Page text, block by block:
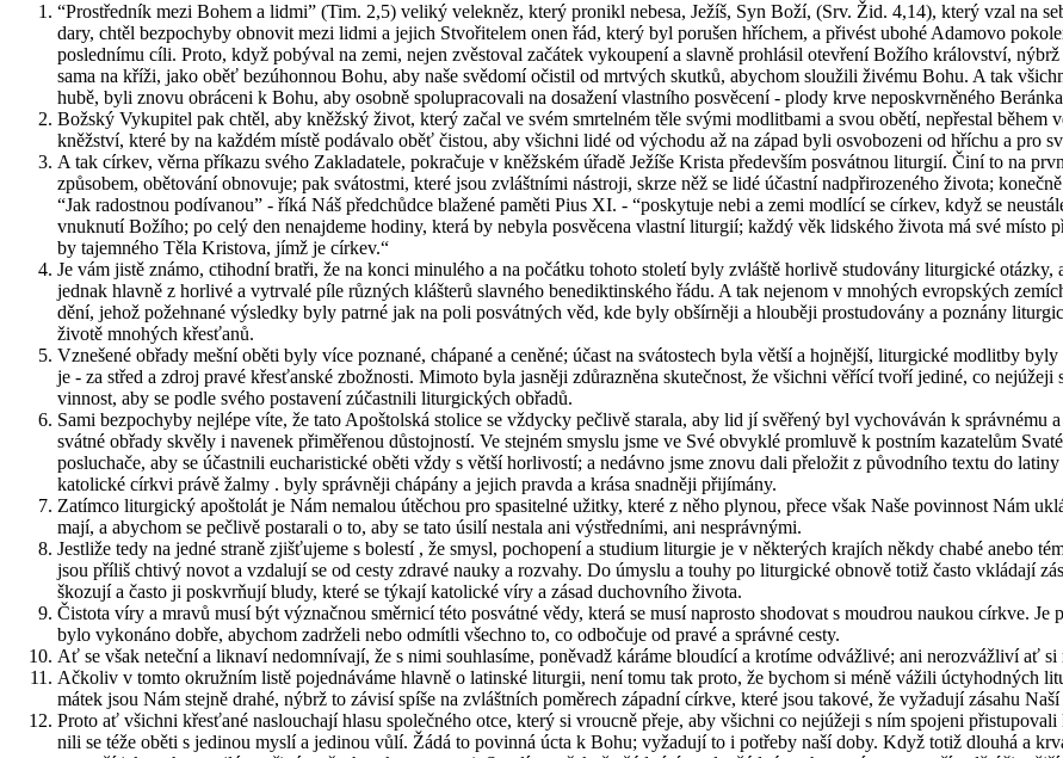
“Pro­střed­ník mezi Bohem a lidmi” (Tim. 2,5) ve­li­ký ve­lek­něz, který pro­ni­kl ne­be­sa, Ježíš, Syn Boží, (Srv. Žid. 4,14), který vzal na
dary, chtěl bez­po­chy­by ob­no­vit mezi lidmi a je­jich Stvo­ři­te­lem onen řád, který byl po­ru­šen hří­chem, a při­vést ubohé Ada­mo­vo
po­sled­ní­mu cíli. Proto, když po­bý­val na zemi, nejen zvěs­to­val za­čá­tek vy­kou­pe­ní a slav­ně pro­hlá­sil ote­vře­ní Bo­ží­ho krá­lov­ství,
sama na kříži, jako oběť bez­ú­hon­nou Bohu, aby naše svě­do­mí očis­til od mrtvých skut­ků, abychom slou­ži­li ži­vé­mu Bohu. A tak
hubě, byli znovu ob­rá­ce­ni k Bohu, aby osob­ně spo­lu­pra­co­va­li na do­sa­že­ní vlast­ní­ho po­svě­ce­ní - plody krve ne­po­sk­vr­ně­né­ho
Bož­ský Vy­ku­pi­tel pak chtěl, aby kněž­ský život, který začal ve svém smr­tel­ném těle svými mod­lit­ba­mi a svou obětí, ne­pře­stal
kněž­ství, které by na kaž­dém místě po­dá­va­lo oběť čis­tou, aby všich­ni lidé od vý­cho­du až na západ byli osvo­bo­ze­ni od hří­chu a pro
A tak cír­kev, věrna pří­ka­zu svého Za­kla­da­te­le, po­kra­ču­je v kněž­ském úřadě Je­ží­še Kris­ta pře­de­vším po­svát­nou li­tur­gií. Činí to na
způ­so­bem, obě­to­vá­ní ob­no­vu­je; pak svá­tost­mi, které jsou zvlášt­ní­mi ná­stro­ji, skrze něž se lidé účast­ní nad­při­ro­ze­né­ho ži­vo­ta;
“Jak ra­dost­nou po­dí­va­nou” - říká Náš před­chůd­ce bla­že­né pa­mě­ti Pius XI. - “po­sky­tu­je nebi a zemi mod­lí­cí se cír­kev, když se
vnuk­nu­tí Bo­ží­ho; po celý den ne­na­jde­me ho­di­ny, která by ne­by­la po­svě­ce­na vlast­ní li­tur­gií; každý věk lid­ské­ho ži­vo­ta má své
by ta­jem­né­ho Těla Kris­to­va, jímž je cír­kev.“
Je vám jistě známo, cti­hod­ní brat­ři, že na konci mi­nu­lé­ho a na po­čát­ku to­ho­to sto­le­tí byly zvláš­tě hor­li­vě stu­do­vá­ny li­tur­gic­ké
jed­nak hlav­ně z hor­li­vé a vy­tr­va­lé píle růz­ných kláš­te­rů slav­né­ho be­ne­dik­tin­ské­ho řádu. A tak neje­nom v mno­hých ev­rop­ských
dě­ní, jehož po­žeh­na­né vý­sled­ky byly pa­tr­né jak na poli po­svát­ných věd, kde byly ob­šír­ně­ji a hlou­bě­ji pro­stu­do­vá­ny a po­zná­ny
ži­vo­tě mno­hých křes­ťa­nů.
Vzne­še­né ob­řa­dy mešní oběti byly více po­zna­né, chá­pa­né a ce­ně­né; účast na svá­tos­tech byla větší a hoj­něj­ší, li­tur­gic­ké mod­lit­by
je - za střed a zdroj pravé křes­ťan­ské zbož­nos­ti. Mi­mo­to byla jas­ně­ji zdů­raz­ně­na sku­teč­nost, že všich­ni vě­ří­cí tvoří je­di­né, co
vin­nost, aby se podle svého po­sta­ve­ní zú­čast­ni­li li­tur­gic­kých ob­řa­dů.
Sami bez­po­chy­by nej­lé­pe víte, že tato Apoš­tolská sto­li­ce se vždyc­ky peč­li­vě sta­ra­la, aby lid jí svě­ře­ný byl vy­cho­vá­ván k
svát­né ob­řa­dy skvě­ly i na­ve­nek při­mě­ře­nou dů­stoj­nos­tí. Ve stej­ném smys­lu jsme ve Své ob­vyk­lé pro­mluvě k post­ním ka­za­te­lům
po­slu­cha­če, aby se účast­ni­li eu­cha­ris­tic­ké oběti vždy s větší hor­li­vos­tí; a ne­dáv­no jsme znovu dali pře­lo­žit z pů­vod­ní­ho textu do
ka­to­lic­ké církvi právě žalmy . byly správ­ně­ji chá­pá­ny a je­jich prav­da a krása snad­ně­ji při­jí­má­ny.
Za­tím­co li­tur­gic­ký apoš­to­lát je Nám ne­ma­lou útě­chou pro spa­si­tel­né užit­ky, které z něho ply­nou, přece však Naše po­vin­nost Nám
ma­jí, a abychom se peč­li­vě po­sta­ra­li o to, aby se tato úsilí ne­sta­la ani vý­střed­ní­mi, ani ne­správ­ný­mi.
Jestli­že tedy na jedné stra­ně zjiš­ťu­je­me s bo­les­tí , že smysl, po­cho­pe­ní a stu­di­um li­tur­gie je v ně­kte­rých kra­jích někdy chabé anebo
jsou pří­liš chti­vý novot a vzda­lu­jí se od cesty zdra­vé nauky a roz­va­hy. Do úmys­lu a touhy po li­tur­gic­ké ob­no­vě totiž často vklá­da­jí
ško­zu­jí a často ji po­sk­vrňují bludy, které se tý­ka­jí ka­to­lic­ké víry a zásad du­chov­ní­ho ži­vo­ta.
Čis­to­ta víry a mravů musí být vý­znač­nou směr­ni­cí této po­svát­né vědy, která se musí na­pros­to sho­do­vat s moud­rou nau­kou církve.
bylo vy­ko­ná­no dobře, abychom za­dr­že­li nebo od­mít­li všech­no to, co od­bo­ču­je od pravé a správ­né cesty.
Ať se však ne­teč­ní a lik­na­ví ne­do­mní­va­jí, že s nimi sou­hla­sí­me, po­ně­vadž kárá­me blou­dí­cí a kro­tí­me od­váž­li­vé; ani ne­roz­váž­li­ví ať
Ač­ko­liv v tomto okruž­ním listě po­jed­ná­vá­me hlav­ně o la­tin­ské li­tur­gii, není tomu tak proto, že bychom si méně vá­ži­li úcty­hod­ných
má­tek jsou Nám stej­ně drahé, nýbrž to zá­vi­sí spíše na zvlášt­ních po­mě­rech zá­pad­ní církve, které jsou ta­ko­vé, že vy­ža­du­jí zá­sa­hu
Proto ať všich­ni křes­ťa­né na­slou­cha­jí hlasu spo­leč­né­ho otce, který si vrouc­ně přeje, aby všich­ni co nej­ú­že­ji s ním spo­je­ni
ni­li se téže oběti s je­di­nou myslí a je­di­nou vůlí. Žádá to po­vin­ná úcta k Bohu; vy­ža­du­jí to i po­tře­by naší doby. Když totiž dlou­há a